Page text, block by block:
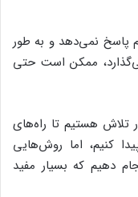
پاسخ نمی‌دهد و به طور
ممکن است حتی
تلاش هستیم تا راه‌های
کنیم، اما روش‌هایی
دهیم که بسیار مفید